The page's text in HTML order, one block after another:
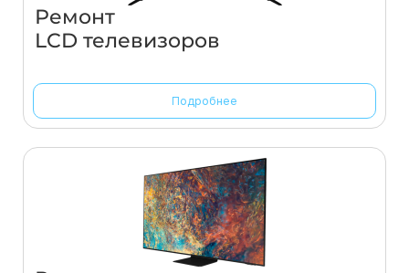
Ремонт
LCD телевизоров
Подробнее